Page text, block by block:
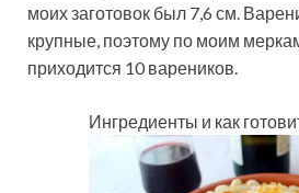
моих заготовок был 7,6 см.
крупные, поэтому по моим
приходится 10 вареников.
Ингредиенты и как